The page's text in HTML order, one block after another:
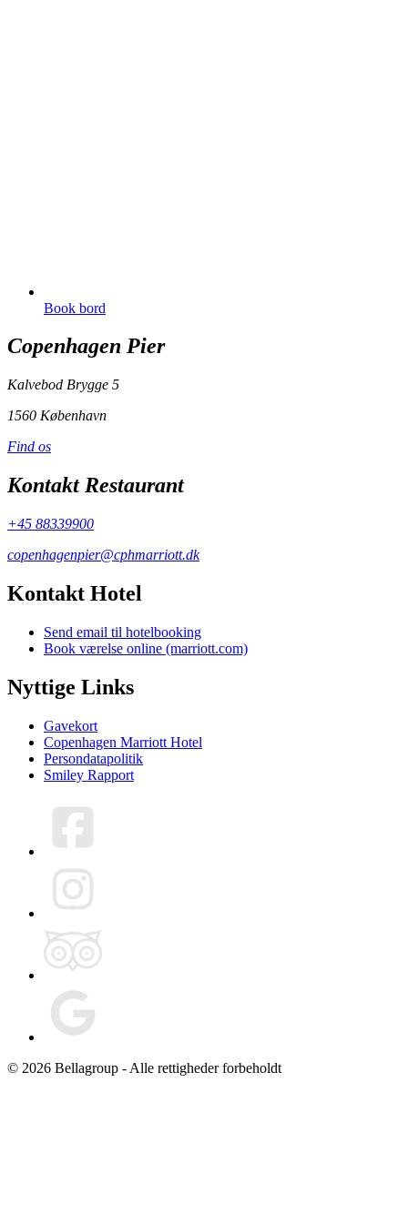
Book bord
Copenhagen Pier
Kalvebod Brygge 5
1560 København
Find os
Kontakt Restaurant
+45 88339900
copenhagenpier@cphmarriott.dk
Kontakt Hotel
Send email til hotelbooking
Book værelse online (marriott.com)
Nyttige Links
Gavekort
Copenhagen Marriott Hotel
Persondatapolitik
Smiley Rapport
© 2026 Bellagroup - Alle rettigheder forbeholdt